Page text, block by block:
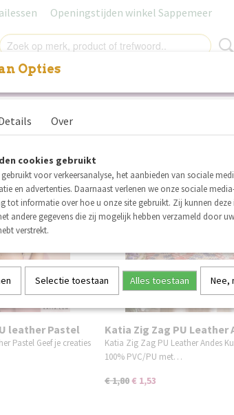
Openingstijden winkel Sappemeer
summer sale
leather Pastel
Pastel Geef je creaties
Katia Zig Zag PU Leather
Katia Zig Zag PU Leather Andes
100% PVC/PU met…
€ 1,80€ 1,53
Opties
Over
cookies gebruikt
voor verkeersanalyse, het aanbieden van sociale
en advertenties. Daarnaast verlenen we onze sociale
tot informatie over hoe u onze site gebruikt. Zij kunnen
andere gegevens die zij mogelijk hebben verzameld door
verstrekt.
Selectie toestaan Alles toestaan Nee,